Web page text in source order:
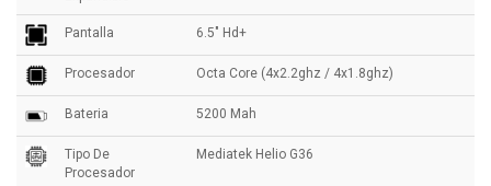
Pantalla 6.5" Hd+
Procesador Octa Core (4x2.2ghz / 4x1.8ghz)
Bateria 5200 Mah
Tipo De
Procesador
Mediatek Helio G36